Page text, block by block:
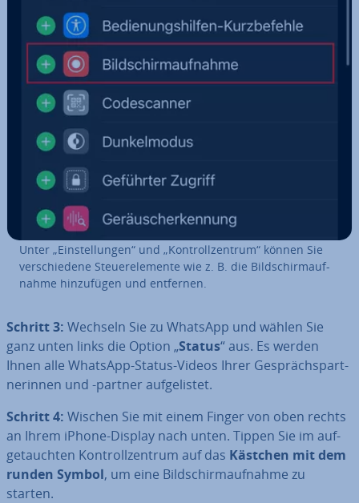
Unter „Ein­stel­lun­gen“ und „Kon­troll­zen­trum“ können Sie
ver­schie­de­ne Steu­er­ele­men­te wie z. B. die Bild­schirm­auf­
nah­me hin­zu­fü­gen und entfernen.
Schritt 3: Wechseln Sie zu WhatsApp und wählen Sie
ganz unten links die Option „Status“ aus. Es werden
Ihnen alle WhatsApp-Status-Videos Ihrer Ge­sprächs­part­
ne­rin­nen und -partner auf­ge­lis­tet.
Schritt 4: Wischen Sie mit einem Finger von oben rechts
an Ihrem iPhone-Display nach unten. Tippen Sie im auf­
ge­tauch­ten Kon­troll­zen­trum auf das Kästchen mit dem
runden Symbol, um eine Bild­schirm­auf­nah­me zu
starten.